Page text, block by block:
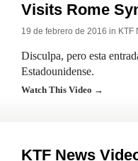
Visits Rome
19 de febrero de 2016 in KTF
Disculpa, pero esta
Estadounidense.
Watch This Video →
KTF News